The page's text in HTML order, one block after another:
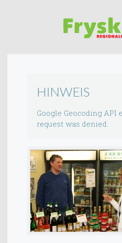
HINWEIS
Google Geocoding API
request was denied.